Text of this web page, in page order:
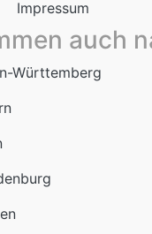
auch
Württemberg